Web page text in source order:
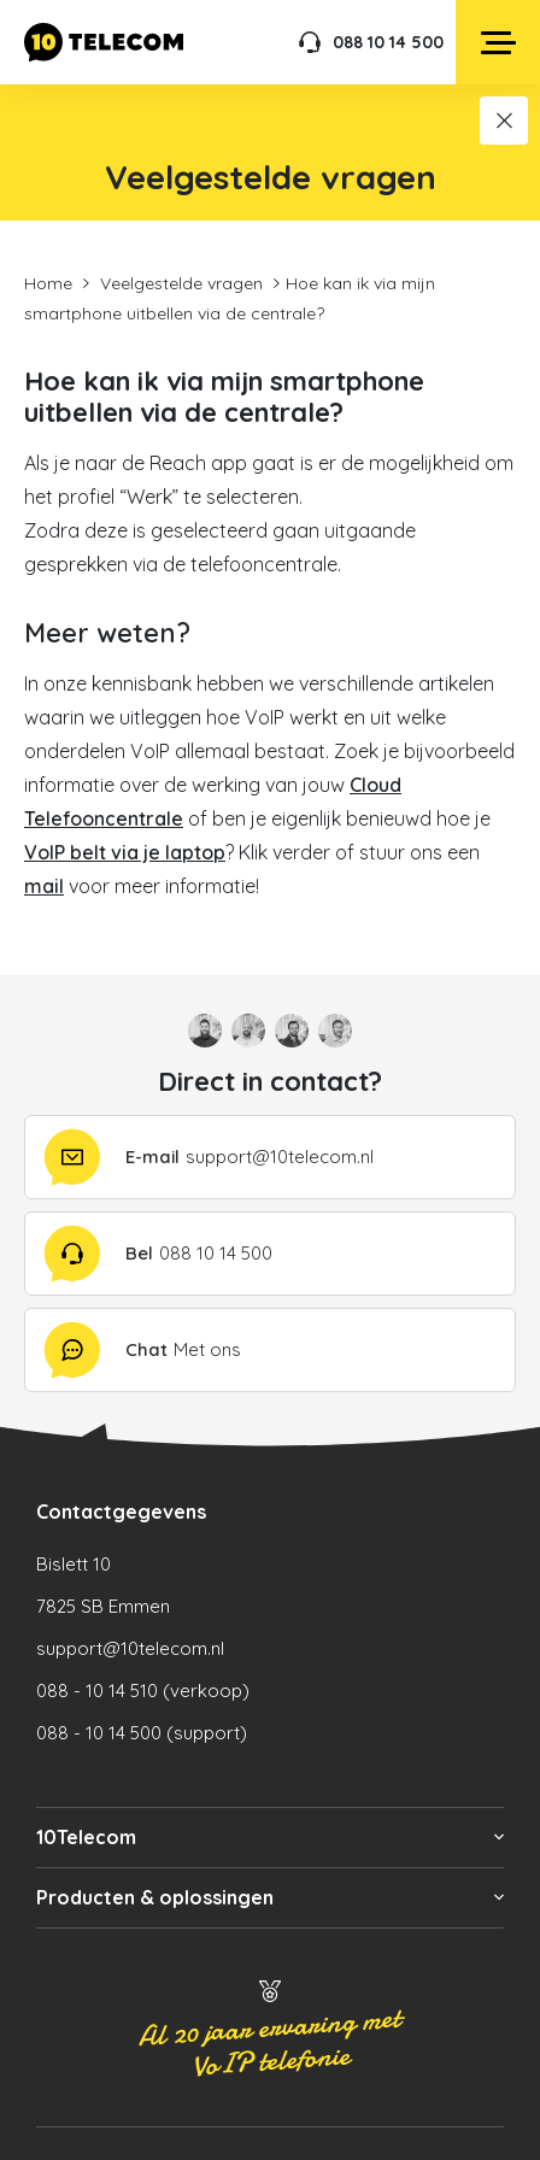
088 10 14 500
Veelgestelde vragen
Home Veelgestelde vragen
Hoe kan ik via mijn
smartphone uitbellen via de centrale?
Hoe kan ik via mijn smartphone
uitbellen via de centrale?
Als je naar de Reach app gaat is er de mogelijkheid om
het profiel “Werk” te selecteren.
Zodra deze is geselecteerd gaan uitgaande
gesprekken via de telefooncentrale.
Meer weten?
In onze kennisbank hebben we verschillende artikelen
waarin we uitleggen hoe VoIP werkt en uit welke
onderdelen VoIP allemaal bestaat. Zoek je bijvoorbeeld
informatie over de werking van jouw Cloud
Telefooncentrale of ben je eigenlijk benieuwd hoe je
VoIP belt via je laptop? Klik verder of stuur ons een
mail voor meer informatie!
Direct in contact?
E-mail support@10telecom.nl
Bel 088 10 14 500
Chat Met ons
Contactgegevens
Bislett 10
7825 SB Emmen
support@10telecom.nl
088 - 10 14 510 (verkoop)
088 - 10 14 500 (support)
10Telecom
Producten & oplossingen
Al 20 jaar ervaring met
VoIP telefonie